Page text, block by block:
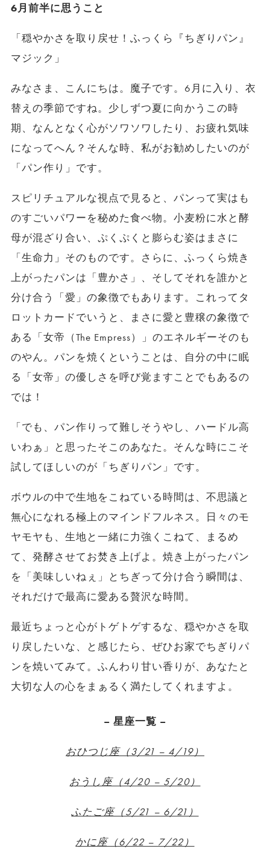
6月前半に思うこと
「穏やかさを取り戻せ！ふっくら『ちぎりパン』
マジック」
​みなさま、こんにちは。魔子です。6月に入り、衣
替えの季節ですね。少しずつ夏に向かうこの時
期、なんとなく心がソワソワしたり、お疲れ気味
になってへん？そんな時、私がお勧めしたいのが
「パン作り」です。
​スピリチュアルな視点で見ると、パンって実はも
のすごいパワーを秘めた食べ物。小麦粉に水と酵
母が混ざり合い、ぷくぷくと膨らむ姿はまさに
「生命力」そのものです。さらに、ふっくら焼き
上がったパンは「豊かさ」、そしてそれを誰かと
分け合う「愛」の象徴でもあります。これってタ
ロットカードでいうと、まさに愛と豊穣の象徴で
ある「女帝（The Empress）」のエネルギーそのも
のやん。パンを焼くということは、自分の中に眠
る「女帝」の優しさを呼び覚ますことでもあるの
では！
​「でも、パン作りって難しそうやし、ハードル高
いわぁ」と思ったそこのあなた。そんな時にこそ
試してほしいのが「ちぎりパン」です。
​ボウルの中で生地をこねている時間は、不思議と
無心になれる極上のマインドフルネス。日々のモ
ヤモヤも、生地と一緒に力強くこねて、まるめ
て、発酵させてお焚き上げよ。焼き上がったパン
を「美味しいねぇ」とちぎって分け合う瞬間は、
それだけで最高に愛ある贅沢な時間。
​最近ちょっと心がトゲトゲするな、穏やかさを取
り戻したいな、と感じたら、ぜひお家でちぎりパ
ンを焼いてみて。ふんわり甘い香りが、あなたと
大切な人の心をまぁるく満たしてくれますよ。
– 星座一覧 –
おひつじ座（3/21 – 4/19）
おうし座（4/20 – 5/20）
ふたご座（5/21 – 6/21）
かに座（6/22 – 7/22）